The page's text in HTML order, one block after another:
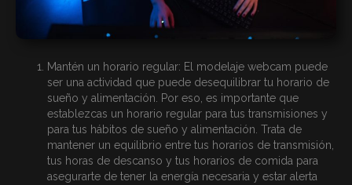
Mantén un horario regular: El modelaje webcam puede
ser una actividad que puede desequilibrar tu horario de
sueño y alimentación. Por eso, es importante que
establezcas un horario regular para tus transmisiones y
para tus hábitos de sueño y alimentación. Trata de
mantener un equilibrio entre tus horarios de transmisión,
tus horas de descanso y tus horarios de comida para
asegurarte de tener la energía necesaria y estar alerta